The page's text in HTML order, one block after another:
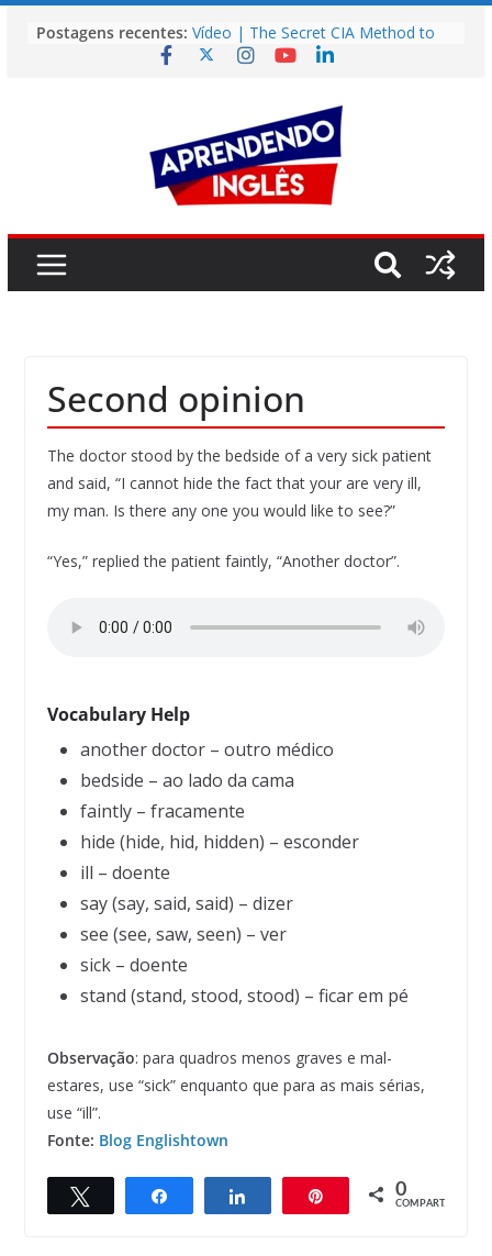
para
Postagens recentes: Vídeo | The Secret CIA Method to
Learn Any Language in 11 Days
Vídeo | Do imaginary friends make
you smarter?
Story | Brasília: The City That Rose
from the Wilderness
Easy English Song | Somewhere
Over the Rainbow (Israel
Second opinion
The doctor stood by the bedside of a very sick patient
and said, “I cannot hide the fact that your are very ill,
my man. Is there any one you would like to see?”
“Yes,” replied the patient faintly, “Another doctor”.
Vocabulary Help
another doctor – outro médico
bedside – ao lado da cama
faintly – fracamente
hide (hide, hid, hidden) – esconder
ill – doente
say (say, said, said) – dizer
see (see, saw, seen) – ver
sick – doente
stand (stand, stood, stood) – ficar em pé
Observação: para quadros menos graves e mal-
estares, use “sick” enquanto que para as mais sérias,
use “ill”.
Fonte: Blog Englishtown
Compartilhar Compartilhar 0
COMPART.
← Previous
Next →